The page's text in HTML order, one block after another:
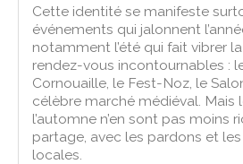
Cette identité se manifeste
événements qui jalonnent
notamment l’été qui fait vibrer
rendez-vous incontournables :
Cornouaille, le Fest-Noz, le
célèbre marché médiéval. Mais
l’automne n’en sont pas moins
partage, avec les pardons et
locales.